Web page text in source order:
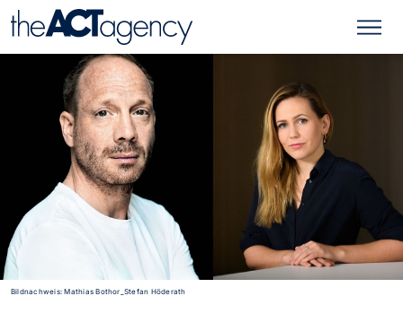
Bildnachweis: Mathias Bothor_Stefan Höderath